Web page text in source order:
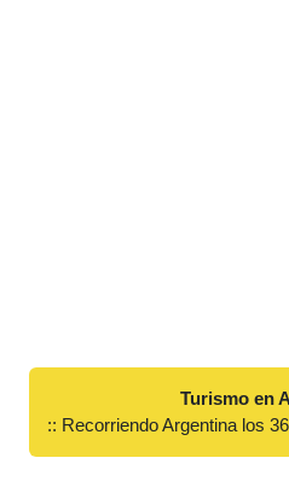
Turismo en
:: Recorriendo Argentina los